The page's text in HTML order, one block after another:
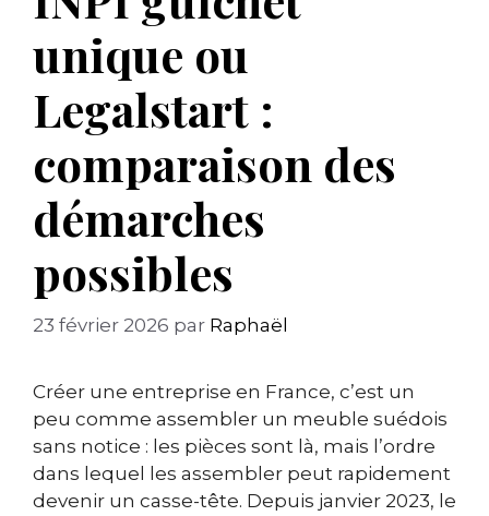
unique ou
Legalstart :
comparaison des
démarches
possibles
23 février 2026 par Raphaël
Créer une entreprise en France, c’est un
peu comme assembler un meuble suédois
sans notice : les pièces sont là, mais l’ordre
dans lequel les assembler peut rapidement
devenir un casse-tête. Depuis janvier 2023, le